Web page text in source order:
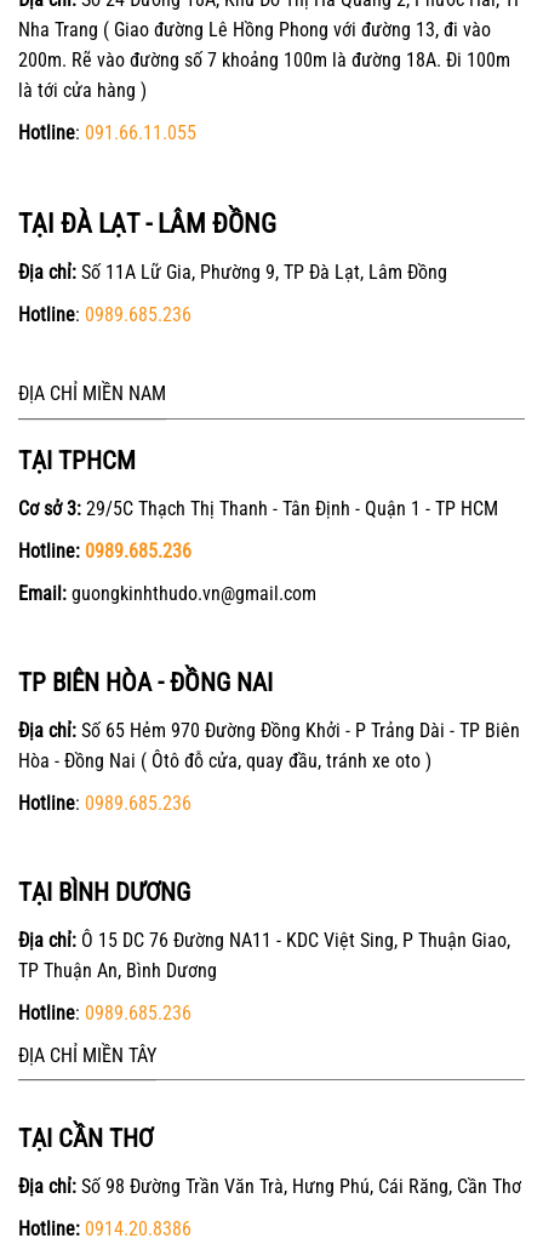
Nha Trang ( Giao đường Lê Hồng Phong với đường 13, đi vào
200m. Rẽ vào đường số 7 khoảng 100m là đường 18A. Đi 100m
là tới cửa hàng )
Hotline: 091.66.11.055
TẠI ĐÀ LẠT - LÂM ĐỒNG
Địa chỉ: Số 11A Lữ Gia, Phường 9, TP Đà Lạt, Lâm Đồng
Hotline: 0989.685.236
ĐỊA CHỈ MIỀN NAM
TẠI TPHCM
Cơ sở 3: 29/5C Thạch Thị Thanh - Tân Định - Quận 1 - TP HCM
Hotline: 0989.685.236
Email: guongkinhthudo.vn@gmail.com
TP BIÊN HÒA - ĐỒNG NAI
Địa chỉ: Số 65 Hẻm 970 Đường Đồng Khởi - P Trảng Dài - TP Biên
Hòa - Đồng Nai ( Ôtô đỗ cửa, quay đầu, tránh xe oto )
Hotline: 0989.685.236
TẠI BÌNH DƯƠNG
Địa chỉ: Ô 15 DC 76 Đường NA11 - KDC Việt Sing, P Thuận Giao,
TP Thuận An, Bình Dương
Hotline: 0989.685.236
ĐỊA CHỈ MIỀN TÂY
TẠI CẦN THƠ
Địa chỉ: Số 98 Đường Trần Văn Trà, Hưng Phú, Cái Răng, Cần Thơ
Hotline: 0914.20.8386